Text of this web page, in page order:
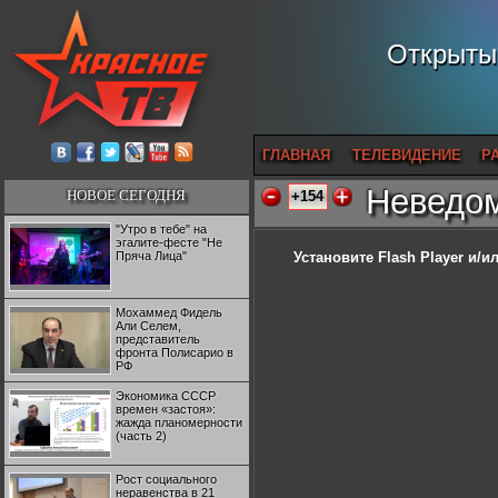
ГЛАВНАЯ ТЕЛЕВИДЕНИЕ
НОВОЕ СЕГОДНЯ
"Утро в тебе" на
эгалите-фесте "Не
Пряча Лица"
Мохаммед Фидель
Али Селем,
представитель
фронта Полисарио в
РФ
Экономика СССР
времен «застоя»:
жажда планомерности
(часть 2)
Рост социального
неравенства в 21
+154
Установите Flash Player и/